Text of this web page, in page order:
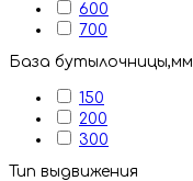
600
700
База бутылочницы,мм
150
200
300
Тип выдвижения